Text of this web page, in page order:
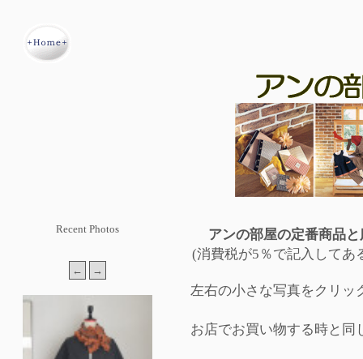
Recent Photos
アンの部屋の定番商品
(消費税が5％で記入してあ
左右の小さな写真をクリッ
お店でお買い物する時と同